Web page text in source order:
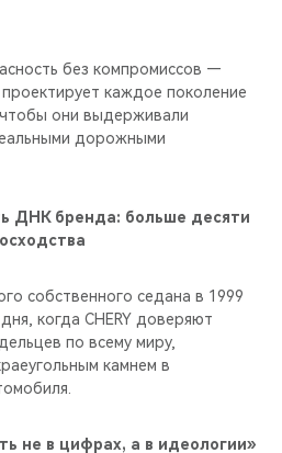
без компромиссов —
проектирует каждое поколение
они выдерживали
дорожными
ДНК бренда: больше десяти
собственного седана в 1999
когда CHERY доверяют
по всему миру,
камнем в
не в цифрах, а в идеологии»